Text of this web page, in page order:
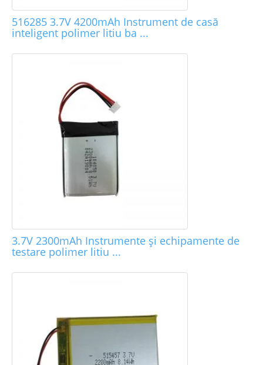
516285 3.7V 4200mAh Instrument de casă
inteligent polimer litiu ba ...
3.7V 2300mAh Instrumente și echipamente de
testare polimer litiu ...